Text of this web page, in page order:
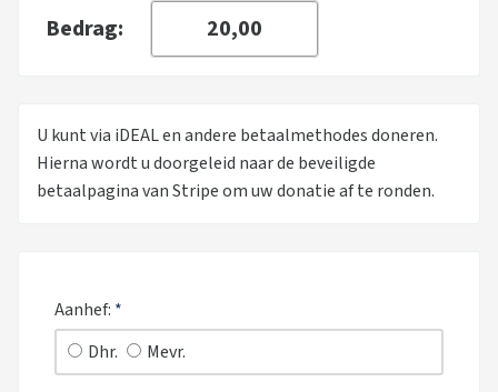
Bedrag:
U kunt via iDEAL en andere betaalmethodes doneren.
Hierna wordt u doorgeleid naar de beveiligde
betaalpagina van Stripe om uw donatie af te ronden.
Aanhef: *
Dhr.
Mevr.